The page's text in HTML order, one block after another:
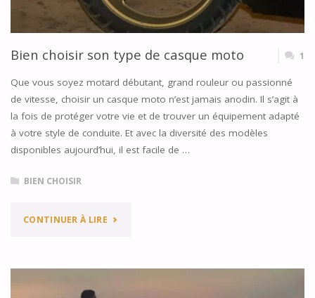
Bien choisir son type de casque moto 1
Que vous soyez motard débutant, grand rouleur ou passionné
de vitesse, choisir un casque moto n’est jamais anodin. Il s’agit à
la fois de protéger votre vie et de trouver un équipement adapté
à votre style de conduite. Et avec la diversité des modèles
disponibles aujourd’hui, il est facile de …
BIEN CHOISIR
CONTINUER À LIRE"BIEN